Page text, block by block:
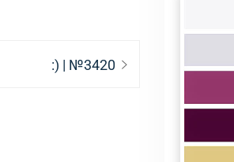
Следующая
:) | №3420